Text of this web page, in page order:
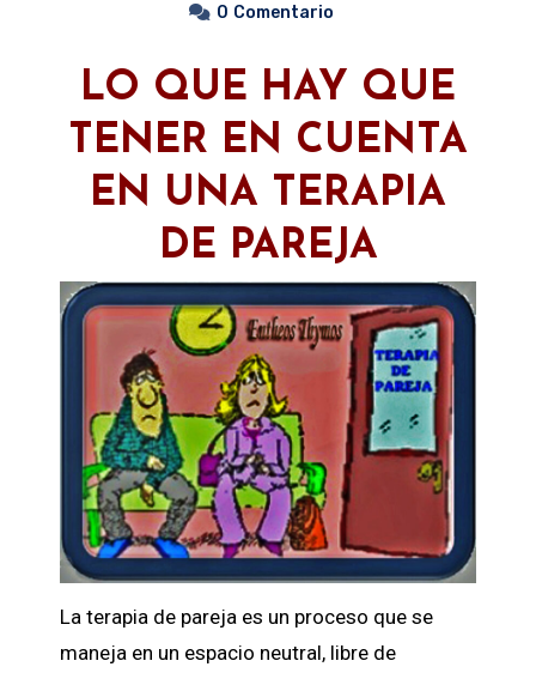
0 Comentario
LO QUE HAY QUE
TENER EN CUENTA
EN UNA TERAPIA
DE PAREJA
La terapia de pareja es un proceso que se
maneja en un espacio neutral, libre de